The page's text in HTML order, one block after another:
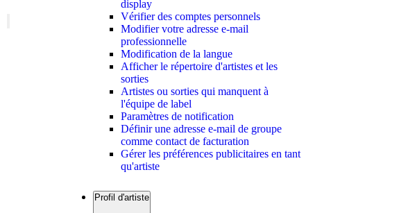
display
Vérifier des comptes personnels
Modifier votre adresse e-mail
professionnelle
Modification de la langue
Afficher le répertoire d'artistes et les
sorties
Artistes ou sorties qui manquent à
l'équipe de label
Paramètres de notification
Définir une adresse e-mail de groupe
comme contact de facturation
Gérer les préférences publicitaires en tant
qu'artiste
Profil d'artiste